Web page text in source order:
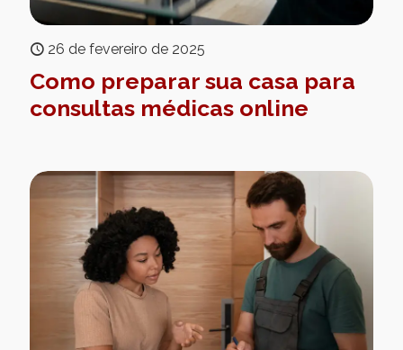
26 de fevereiro de 2025
Como preparar sua casa para
consultas médicas online